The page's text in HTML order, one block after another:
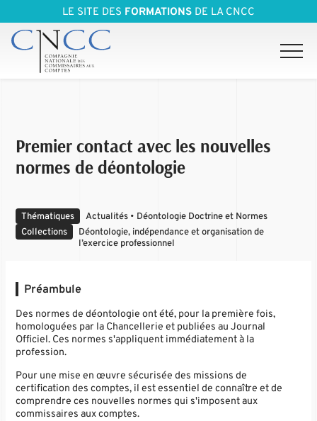
LE SITE DES FORMATIONS DE LA CNCC
Premier contact avec les nouvelles
normes de déontologie
Thématiques
Actualités • Déontologie Doctrine et Normes
Collections
Déontologie, indépendance et organisation de
l’exercice professionnel
Préambule
Des normes de déontologie ont été, pour la première fois,
homologuées par la Chancellerie et publiées au Journal
Officiel. Ces normes s'appliquent immédiatement à la
profession.
Pour une mise en œuvre sécurisée des missions de
certification des comptes, il est essentiel de connaître et de
comprendre ces nouvelles normes qui s'imposent aux
commissaires aux comptes.